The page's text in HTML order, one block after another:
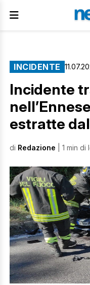
INCIDENTE
Incidente
estratte
di Redazione | 1 min di